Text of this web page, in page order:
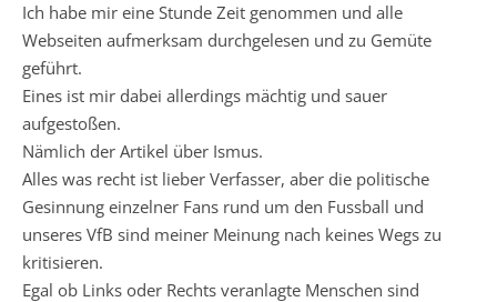
Ich habe mir eine Stunde Zeit genommen und alle
Webseiten aufmerksam durchgelesen und zu Gemüte
geführt.
Eines ist mir dabei allerdings mächtig und sauer
aufgestoßen.
Nämlich der Artikel über Ismus.
Alles was recht ist lieber Verfasser, aber die politische
Gesinnung einzelner Fans rund um den Fussball und
unseres VfB sind meiner Meinung nach keines Wegs zu
kritisieren.
Egal ob Links oder Rechts veranlagte Menschen sind